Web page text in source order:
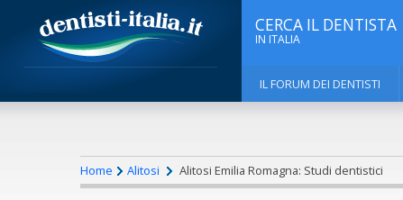
CERCA IL DENTISTA
IN ITALIA
IL FORUM DEI DENTISTI
Home Alitosi Alitosi Emilia Romagna: Studi dentistici